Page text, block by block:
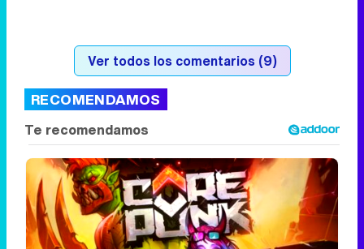
Ver todos los comentarios (9)
RECOMENDAMOS